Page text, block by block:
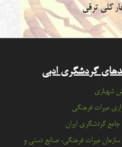
گلی ترقی
گردشگری ادبی
شهبازی
میراث فرهنگی
گردشگري ايران
سازمان ميراث فرهنگي، صنايع دستي و